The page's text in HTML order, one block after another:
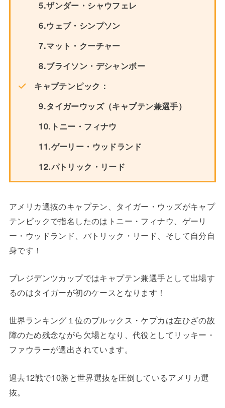
5.ザンダー・シャウフェレ
6.ウェブ・シンプソン
7.マット・クーチャー
8.ブライソン・デシャンボー
キャプテンピック：
9.タイガーウッズ（キャプテン兼選手）
10.トニー・フィナウ
11.ゲーリー・ウッドランド
12.パトリック・リード
アメリカ選抜のキャプテン、タイガー・ウッズがキャプ
テンピックで指名したのはトニー・フィナウ、ゲーリ
ー・ウッドランド、パトリック・リード、そして自分自
身です！
プレジデンツカップではキャプテン兼選手として出場す
るのはタイガーが初のケースとなります！
世界ランキング１位のブルックス・ケプカは左ひざの故
障のため残念ながら欠場となり、代役としてリッキー・
ファウラーが選出されています。
過去12戦で10勝と世界選抜を圧倒しているアメリカ選
抜。